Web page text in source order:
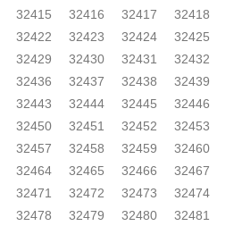
32415 32416 32417
32418
32422 32423 32424
32425
32429 32430 32431
32432
32436 32437 32438
32439
32443 32444 32445
32446
32450 32451 32452
32453
32457 32458 32459
32460
32464 32465 32466
32467
32471 32472 32473
32474
32478 32479 32480
32481